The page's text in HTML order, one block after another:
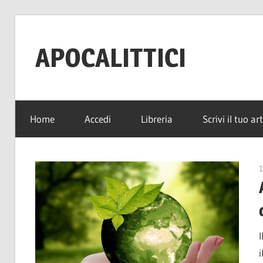
contenuto
APOCALITTICI
per
sopravvivere
alla
Home Accedi Libreria Scrivi il tuo